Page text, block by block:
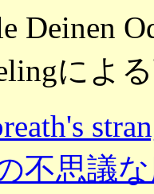
Deinen
によ
不思議